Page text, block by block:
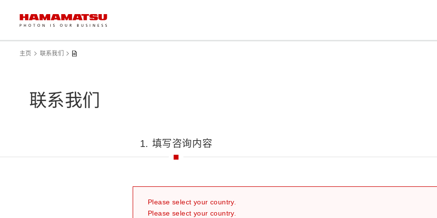
主页 联系我们
联系我们
1. 填写咨询内容
Please select your country.
Please select your country.